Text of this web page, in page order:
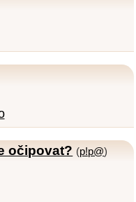
očipovat? (p!p@)